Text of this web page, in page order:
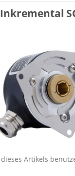
Artikels